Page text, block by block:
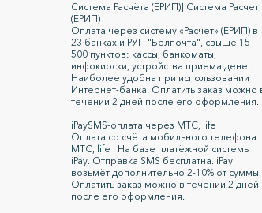
Система Расчёта (ЕРИП)] Система Расчет
(ЕРИП)
Оплата через систему «Расчет» (ЕРИП) в
23 банках и РУП "Белпочта", свыше 15
500 пунктов: кассы, банкоматы,
инфокиоски, устройства приема денег.
Наиболее удобна при использовании
Интернет-банка. Оплатить заказ можно
течении 2 дней после его оформления.
iPaySMS-оплата через МТС, life
Оплата со счёта мобильного телефона
МТС, life . На базе платёжной системы
iPay. Отправка SMS бесплатна. iPay
возьмёт дополнительно 2-10% от суммы.
Оплатить заказ можно в течении 2 дней
после его оформления.